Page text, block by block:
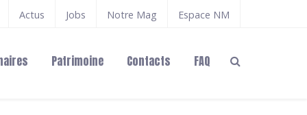
Actus Jobs Notre Mag Espace NM
Patrimoine Contacts FAQ